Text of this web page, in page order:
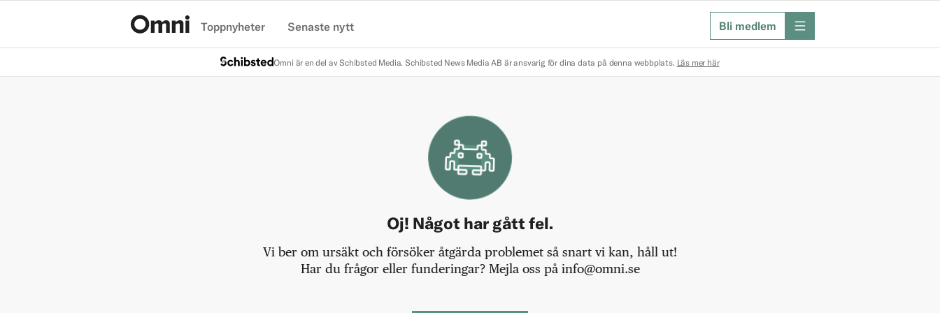
Toppnyheter Senaste nytt Bli medlem meny
Omni är en del av Schibsted Media. Schibsted News Media AB är ansvarig för dina data på denna webbplats. Läs mer här
Oj! Något har gått fel.
Vi ber om ursäkt och försöker åtgärda problemet så snart vi kan, håll ut!
Har du frågor eller funderingar? Mejla oss på info@omni.se